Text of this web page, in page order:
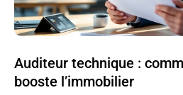
Auditeur technique :
booste l’immobilier